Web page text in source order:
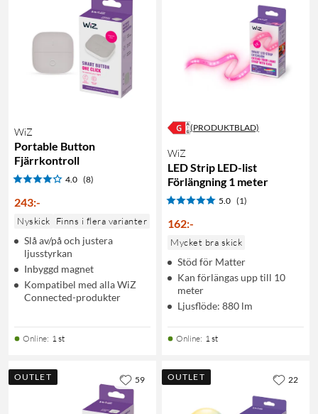
WiZ
Portable Button
Fjärrkontroll
4.0 (8)
243:-
Nyskick Finns i flera varianter
Slå av/på och justera
ljusstyrkan
Inbyggd magnet
Kompatibel med alla WiZ
Connected-produkter
Online: 1 st
(PRODUKTBLAD)
WiZ
LED Strip LED-list
Förlängning 1 meter
5.0 (1)
162:-
Mycket bra skick
Stöd för Matter
Kan förlängas upp till 10
meter
Ljusflöde: 880 lm
Online: 1 st
OUTLET 59 OUTLET 22